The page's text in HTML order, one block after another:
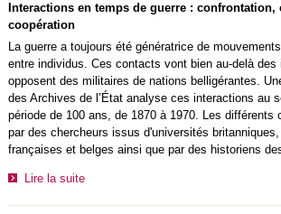
Interactions en temps de guerre : confrontation,
coopération
La guerre a toujours été génératrice de
entre individus. Ces contacts vont bien au-delà des
opposent des militaires de nations belligérantes.
des Archives de l’État analyse ces interactions au
période de 100 ans, de 1870 à 1970. Les différents
par des chercheurs issus d'universités
françaises et belges ainsi que par des historiens
Lire la suite